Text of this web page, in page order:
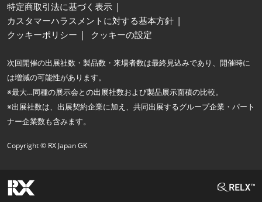
特定商取引法に基づく表示
カスタマーハラスメントに対する基本方針
クッキーポリシー
クッキーの設定
次回開催の出展社数・製品数・来場者数は最終見込みであり、開催時に
は増減の可能性があります。
※最大…同種の展示会との出展社数および製品展示面積の比較。
※出展社数は、出展契約企業に加え、共同出展するグループ企業・パート
ナー企業数も含みます。
Copyright © RX Japan GK